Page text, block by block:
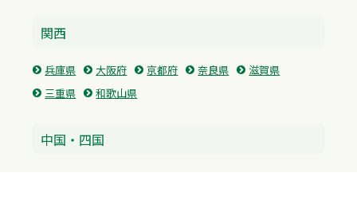
関西
兵庫県 大阪府 京都府 奈良県
滋賀県
三重県
和歌山県
中国・四国